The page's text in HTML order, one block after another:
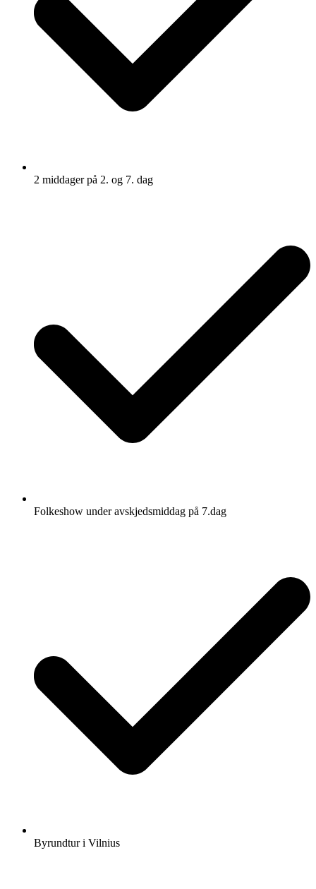
2 middager på 2. og 7. dag
Folkeshow under avskjedsmiddag på 7.dag
Byrundtur i Vilnius